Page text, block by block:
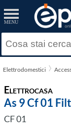
MENU
Elettrodomestici
Elettrocasa
As 9 Cf 01
CF 01